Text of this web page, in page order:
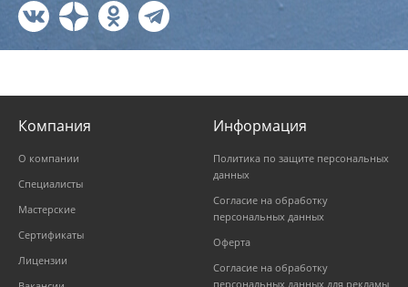
Компания
О компании
Специалисты
Мастерские
Сертификаты
Лицензии
Информация
Политика по защите персональных
данных
Согласие на обработку
персональных данных
Оферта
Согласие на обработку
персональных данных для рекламы